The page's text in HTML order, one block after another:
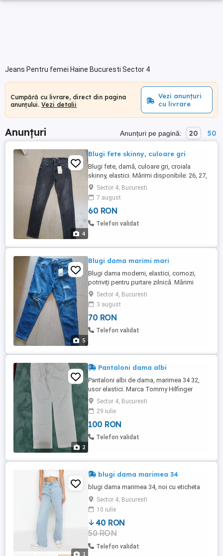
Jeans Pentru femei Haine Bucuresti Sector 4
Cumpără cu livrare, direct din pagina
anunțului. Vezi detalii
Vezi anunțuri
cu livrare
Anunțuri Anunțuri pe pagină: 20 50
4
Blugi fete skinny, culoare gri
Blugi fete, damă, culoare gri, croiala
skinny, elastici. Mărimi disponibile: 26, 27,
28, 30 si 31.
Sector 4, Bucuresti
7 august
60 RON
Telefon validat
5
Blugi dama marimi mari
Blugi dama moderni, elastici, comozi,
potriviți pentru purtare zilnică. Mărimi
disponibile: 48, 50, 54, 56 si 58.
Sector 4, Bucuresti
3 august
70 RON
Telefon validat
2
Pantaloni dama albi
Pantaloni albi de dama, marimea 34 32,
usor elastici. Marca Tommy Hilfinger
Sector 4, Bucuresti
29 iulie
100 RON
Telefon validat
1
blugi dama marimea 34
blugi dama marimea 34, noi cu eticheta
Sector 4, Bucuresti
10 iulie
40 RON
50 RON
Telefon validat